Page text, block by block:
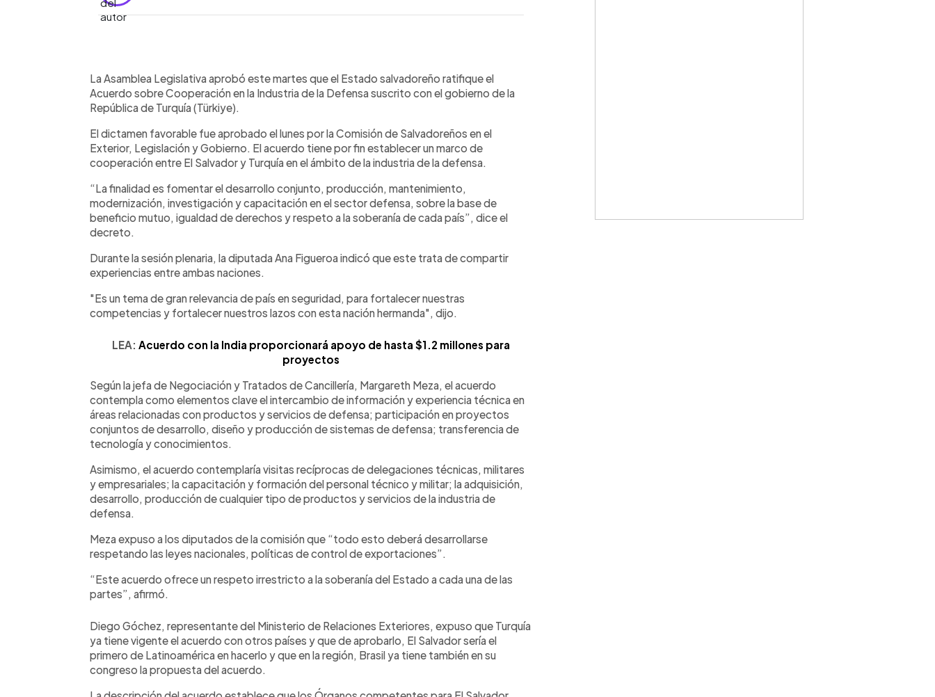
► Escuchar artículo
La Asamblea Legislativa aprobó este martes que el Estado salvadoreño ratifique el
Acuerdo sobre Cooperación en la Industria de la Defensa suscrito con el gobierno de la
República de Turquía (Türkiye).
El dictamen favorable fue aprobado el lunes por la Comisión de Salvadoreños en el
Exterior, Legislación y Gobierno. El acuerdo tiene por fin establecer un marco de
cooperación entre El Salvador y Turquía en el ámbito de la industria de la defensa.
“La finalidad es fomentar el desarrollo conjunto, producción, mantenimiento,
modernización, investigación y capacitación en el sector defensa, sobre la base de
beneficio mutuo, igualdad de derechos y respeto a la soberanía de cada país”, dice el
decreto.
Durante la sesión plenaria, la diputada Ana Figueroa indicó que este trata de compartir
experiencias entre ambas naciones.
"Es un tema de gran relevancia de país en seguridad, para fortalecer nuestras
competencias y fortalecer nuestros lazos con esta nación hermanda", dijo.
LEA: Acuerdo con la India proporcionará apoyo de hasta $1.2 millones para
proyectos
Según la jefa de Negociación y Tratados de Cancillería, Margareth Meza, el acuerdo
contempla como elementos clave el intercambio de información y experiencia técnica en
áreas relacionadas con productos y servicios de defensa; participación en proyectos
conjuntos de desarrollo, diseño y producción de sistemas de defensa; transferencia de
tecnología y conocimientos.
Asimismo, el acuerdo contemplaría visitas recíprocas de delegaciones técnicas, militares
y empresariales; la capacitación y formación del personal técnico y militar; la adquisición,
desarrollo, producción de cualquier tipo de productos y servicios de la industria de
defensa.
Meza expuso a los diputados de la comisión que “todo esto deberá desarrollarse
respetando las leyes nacionales, políticas de control de exportaciones”.
“Este acuerdo ofrece un respeto irrestricto a la soberanía del Estado a cada una de las
partes”, afirmó.
Diego Góchez, representante del Ministerio de Relaciones Exteriores, expuso que Turquía
ya tiene vigente el acuerdo con otros países y que de aprobarlo, El Salvador sería el
primero de Latinoamérica en hacerlo y que en la región, Brasil ya tiene también en su
congreso la propuesta del acuerdo.